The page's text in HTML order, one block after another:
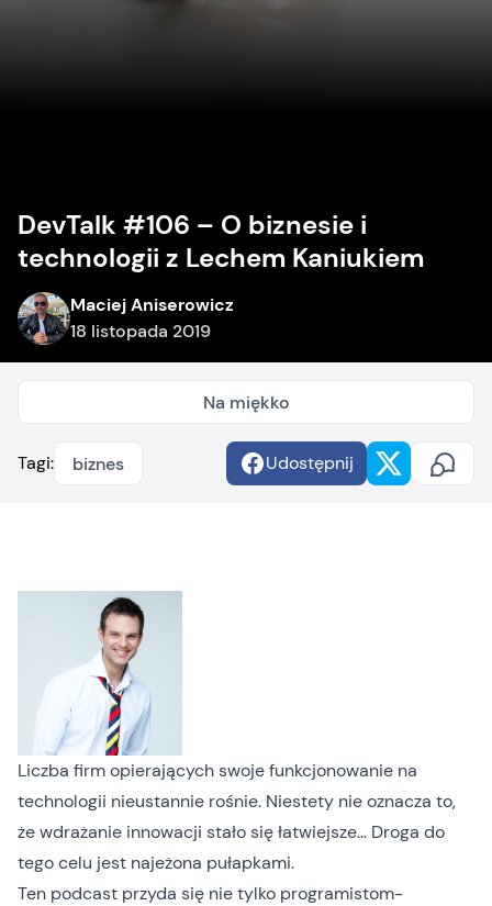
DevTalk #106 – O biznesie i
technologii z Lechem Kaniukiem
Maciej Aniserowicz
18 listopada 2019
Na miękko
Tagi: biznes Udostępnij
Liczba firm opierających swoje funkcjonowanie na
technologii nieustannie rośnie. Niestety nie oznacza to,
że wdrażanie innowacji stało się łatwiejsze… Droga do
tego celu jest najeżona pułapkami.
Ten podcast przyda się nie tylko programistom-